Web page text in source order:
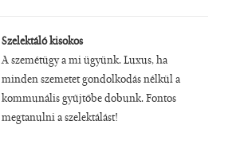
Szelektáló kisokos
A szemétügy a mi ügyünk. Luxus, ha
minden szemetet gondolkodás nélkül a
kommunális gyűjtőbe dobunk. Fontos
megtanulni a szelektálást!